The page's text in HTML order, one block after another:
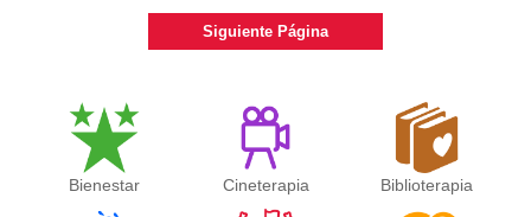
Siguiente Página
Bienestar Cineterapia Biblioterapia